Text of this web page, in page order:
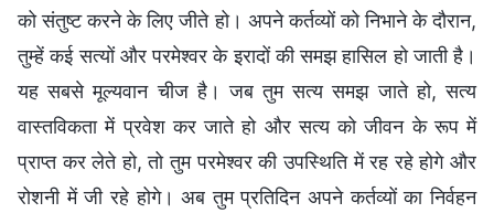
को संतुष्ट करने के लिए जीते हो। अपने कर्तव्यों को निभाने के दौरान,
तुम्हें कई सत्यों और परमेश्वर के इरादों की समझ हासिल हो जाती है।
यह सबसे मूल्यवान चीज है। जब तुम सत्य समझ जाते हो, सत्य
वास्तविकता में प्रवेश कर जाते हो और सत्य को जीवन के रूप में
प्राप्त कर लेते हो, तो तुम परमेश्वर की उपस्थिति में रह रहे होगे और
रोशनी में जी रहे होगे। अब तुम प्रतिदिन अपने कर्तव्यों का निर्वहन